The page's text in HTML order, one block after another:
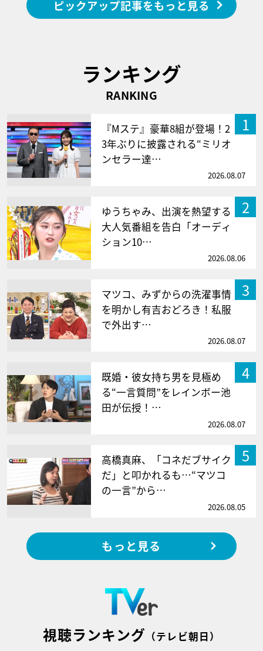
ピックアップ記事をもっと見る
ランキング
RANKING
1
『Mステ』豪華8組が登場！2
3年ぶりに披露される“ミリオ
ンセラー達…
2026.08.07
2
ゆうちゃみ、出演を熱望する
大人気番組を告白「オーディ
ション10…
2026.08.06
3
マツコ、みずからの洗濯事情
を明かし有吉おどろき！私服
で外出す…
2026.08.07
4
既婚・彼女持ち男を見極め
る“一言質問”をレインボー池
田が伝授！…
2026.08.07
5
高橋真麻、「コネだブサイク
だ」と叩かれるも…“マツコ
の一言”から…
2026.08.05
もっと見る
視聴ランキング （テレビ朝日）